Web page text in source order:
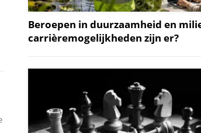
Beroepen in duurzaamheid en
carrièremogelijkheden zijn er?